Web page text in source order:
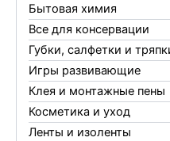
Бытовая химия
Все для консервации
Губки, салфетки и
Игры развивающие
Клея и монтажные пены
Косметика и уход
Ленты и изоленты